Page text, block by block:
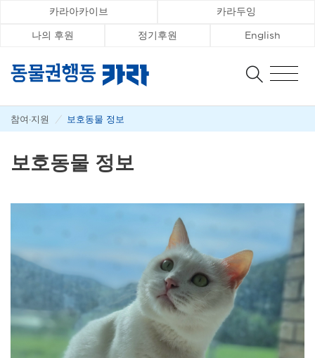
카라아카이브 카라두잉
나의 후원 정기후원 English
참여·지원 / 보호동물 정보
보호동물 정보